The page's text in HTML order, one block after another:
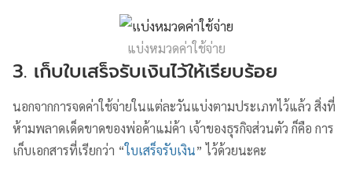
แบ่งหมวดค่าใช้จ่าย
3. เก็บใบเสร็จรับเงินไว้ให้เรียบร้อย
นอกจากการจดค่าใช้จ่ายในแต่ละวันแบ่งตามประเภทไว้แล้ว สิ่งที่
ห้ามพลาดเด็ดขาดของพ่อค้าแม่ค้า เจ้าของธุรกิจส่วนตัว ก็คือ การ
เก็บเอกสารที่เรียกว่า “ใบเสร็จรับเงิน” ไว้ด้วยนะคะ